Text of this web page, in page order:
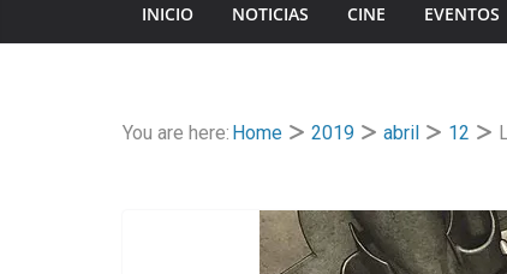
INICIO NOTICIAS CINE EVENTOS
You are here: Home 2019 abril 12